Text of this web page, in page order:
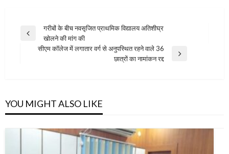
Post
navigation
Previous
गरीबों के बीच नवसृजित प्राथमिक विद्यालय अतिशीघ्र
खोलने की मांग की
सीएम कॉलेज में लगातार वर्ग से अनुपस्थित रहने वाले 36
छात्रों का नामांकन रद्द
YOU MIGHT ALSO LIKE